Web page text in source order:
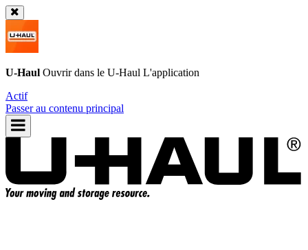
U-Haul Ouvrir dans le U-Haul L'application
Actif
Passer au contenu principal